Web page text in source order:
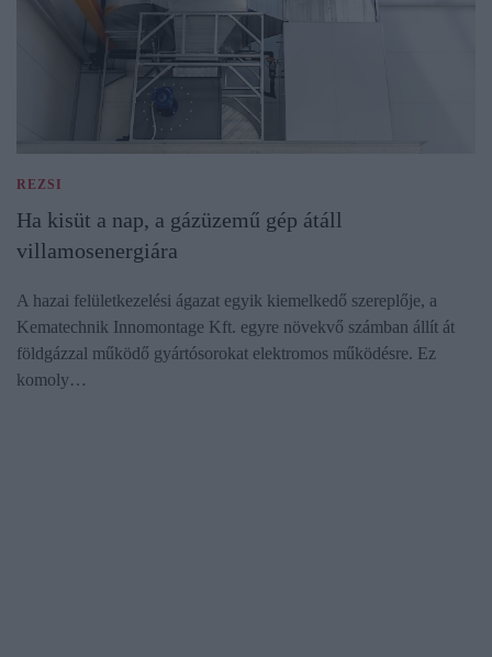
REZSI
Ha kisüt a nap, a gázüzemű gép átáll
villamosenergiára
A hazai felületkezelési ágazat egyik kiemelkedő szereplője, a
Kematechnik Innomontage Kft. egyre növekvő számban állít át
földgázzal működő gyártósorokat elektromos működésre. Ez
komoly…